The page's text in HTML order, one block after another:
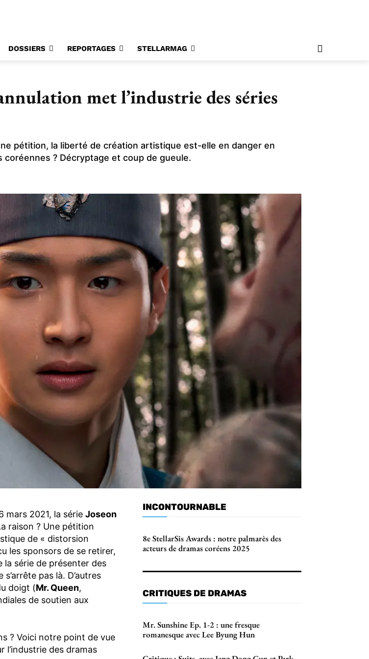
DOSSIERS REPORTAGES STELLARMAG
met l’industrie des séries
pétition, la liberté de création artistique est-elle en danger en
coréennes ? Décryptage et coup de gueule.
mars 2021, la série Joseon
raison ? Une pétition
de « distorsion
les sponsors de se retirer,
la série de présenter des
pas là. D’autres
doigt (Mr. Queen,
de soutien aux
? Voici notre point de vue
l’industrie des dramas
INCONTOURNABLE
8e StellarSis Awards : notre palmarès des
acteurs de dramas coréens 2025
CRITIQUES DE DRAMAS
Mr. Sunshine Ep. 1-2 : une fresque
romanesque avec Lee Byung Hun